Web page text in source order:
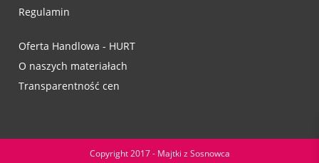
Regulamin
Oferta Handlowa - HURT
O naszych materiałach
Transparentność cen
Copyright 2017 - Majtki z Sosnowca